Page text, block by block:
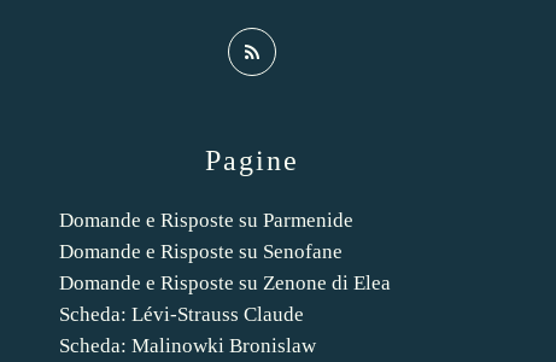
Pagine
Domande e Risposte su Parmenide
Domande e Risposte su Senofane
Domande e Risposte su Zenone di Elea
Scheda: Lévi-Strauss Claude
Scheda: Malinowki Bronislaw